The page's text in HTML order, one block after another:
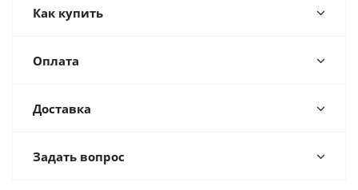
Как купить
Оплата
Доставка
Задать вопрос